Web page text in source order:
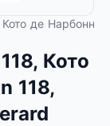
де Нарбонн
Кото
118,